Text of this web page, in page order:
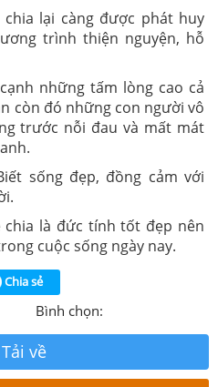
lại càng được phát huy
trình thiện nguyện, hỗ
những tấm lòng cao cả
còn đó những con người vô
trước nỗi đau và mất mát
sống đẹp, đồng cảm với
là đức tính tốt đẹp nên
cuộc sống ngày nay.
Chia sẻ
Bình chọn:
Tải về